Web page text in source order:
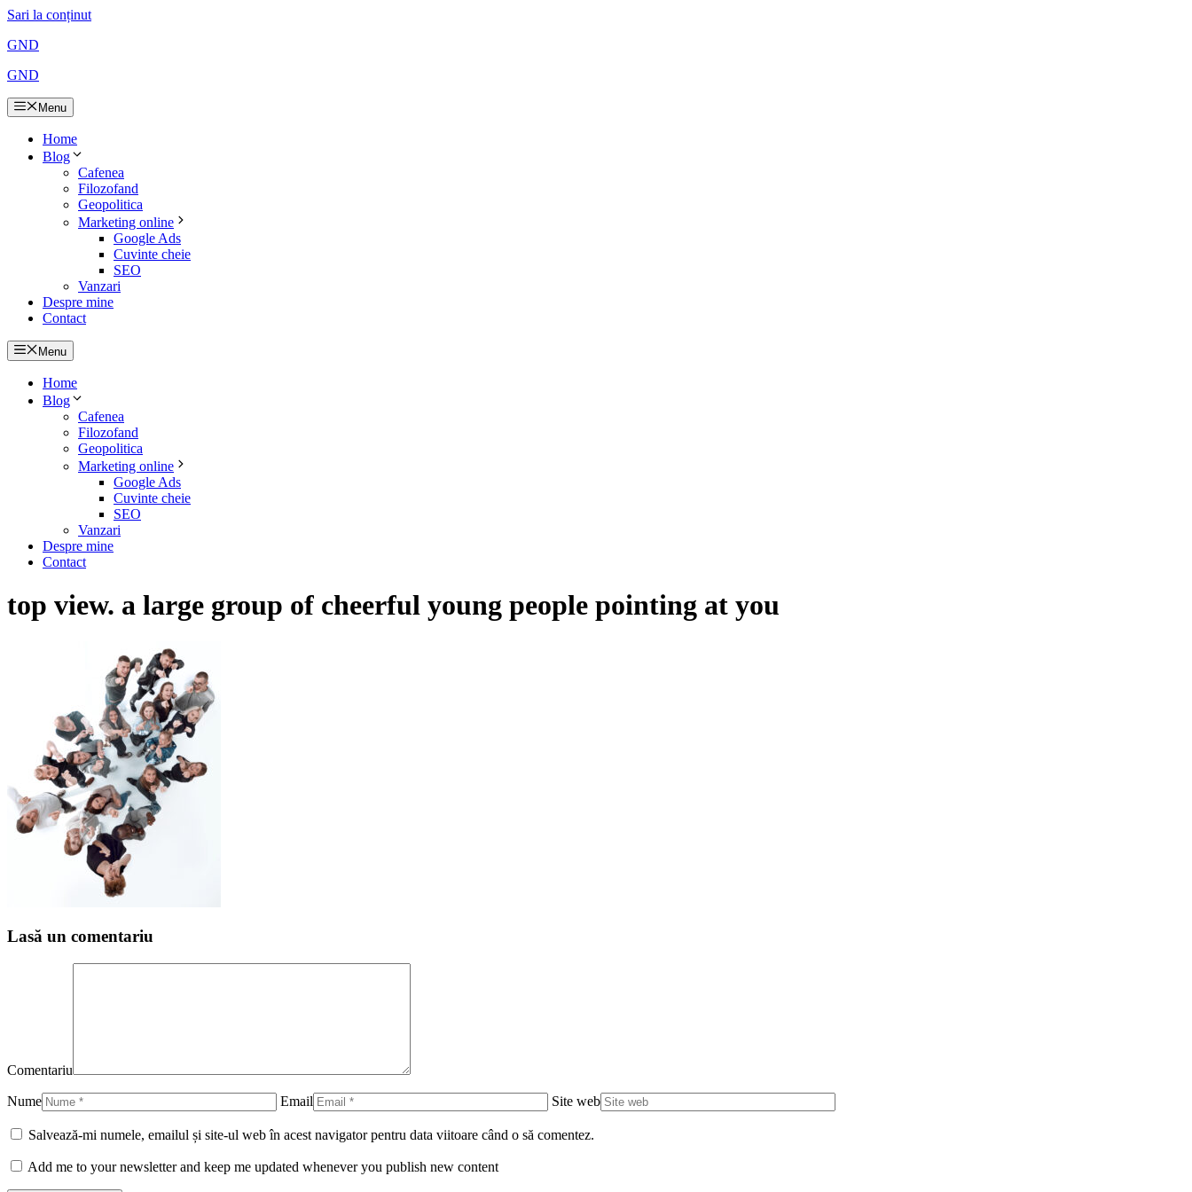
Sari la conținut
GND
GND
Menu
Home
Blog
Cafenea
Filozofand
Geopolitica
Marketing online
Google Ads
Cuvinte cheie
SEO
Vanzari
Despre mine
Contact
Menu
Home
Blog
Cafenea
Filozofand
Geopolitica
Marketing online
Google Ads
Cuvinte cheie
SEO
Vanzari
Despre mine
Contact
top view. a large group of cheerful young people pointing at you
Lasă un comentariu
Comentariu
Nume Email Site web
Salvează-mi numele, emailul și site-ul web în acest navigator pentru data viitoare când o să comentez.
Add me to your newsletter and keep me updated whenever you publish new content